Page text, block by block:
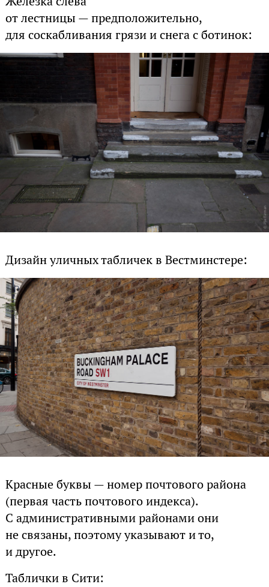
от лестницы — предположительно,
для соскабливания грязи и снега с ботинок:
Дизайн уличных табличек в Вестминстере:
Красные буквы — номер почтового района
(первая часть почтового индекса).
С административными районами они
не связаны, поэтому указывают и то,
и другое.
Таблички в Сити: